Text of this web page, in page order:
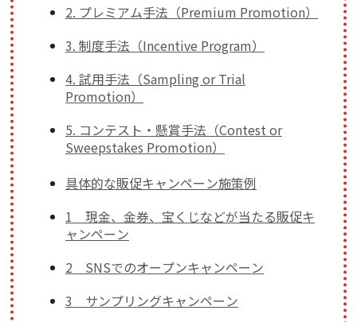
2. プレミアム手法（Premium Promotion）
3. 制度手法（Incentive Program）
4. 試用手法（Sampling or Trial
Promotion）
5. コンテスト・懸賞手法（Contest or
Sweepstakes Promotion）
具体的な販促キャンペーン施策例
1 現金、金券、宝くじなどが当たる販促キ
ャンペーン
2 SNSでのオープンキャンペーン
3 サンプリングキャンペーン